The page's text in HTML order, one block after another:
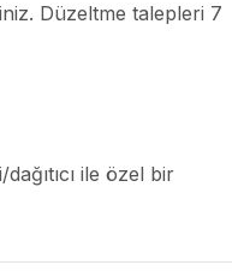
Düzeltme talepleri 7
ile özel bir